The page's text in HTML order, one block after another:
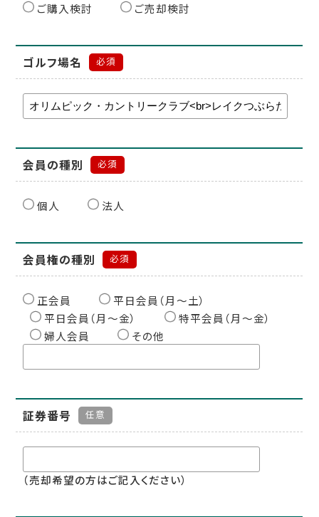
ご購入検討 ご売却検討
ゴルフ場名 必須
会員の種別 必須
個人 法人
会員権の種別 必須
正会員
平日会員（月〜土）
平日会員（月〜金）
特平会員（月〜金）
婦人会員
その他
証券番号 任意
（売却希望の方はご記入ください）